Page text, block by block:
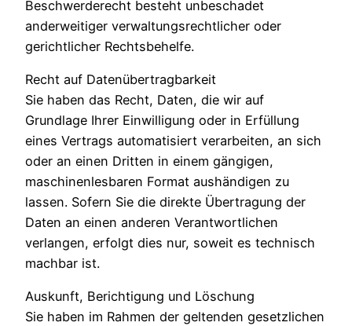
Beschwerderecht besteht unbeschadet
anderweitiger verwaltungsrechtlicher oder
gerichtlicher Rechtsbehelfe.
Recht auf Datenübertragbarkeit
Sie haben das Recht, Daten, die wir auf
Grundlage Ihrer Einwilligung oder in Erfüllung
eines Vertrags automatisiert verarbeiten, an sich
oder an einen Dritten in einem gängigen,
maschinenlesbaren Format aushändigen zu
lassen. Sofern Sie die direkte Übertragung der
Daten an einen anderen Verantwortlichen
verlangen, erfolgt dies nur, soweit es technisch
machbar ist.
Auskunft, Berichtigung und Löschung
Sie haben im Rahmen der geltenden gesetzlichen